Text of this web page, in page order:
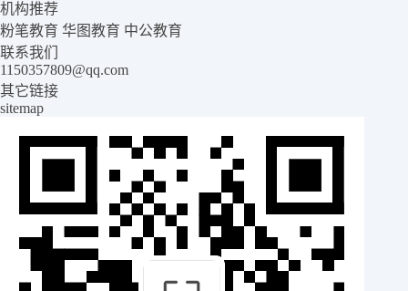
机构推荐
粉笔教育 华图教育 中公教育
联系我们
1150357809@qq.com
其它链接
sitemap